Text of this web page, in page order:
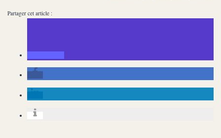
Partager cet article :